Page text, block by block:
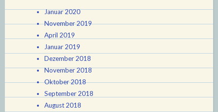
Januar 2020
November 2019
April 2019
Januar 2019
Dezember 2018
November 2018
Oktober 2018
September 2018
August 2018